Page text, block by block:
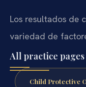
Los resultados de
variedad de
All practice pages
Child Protective